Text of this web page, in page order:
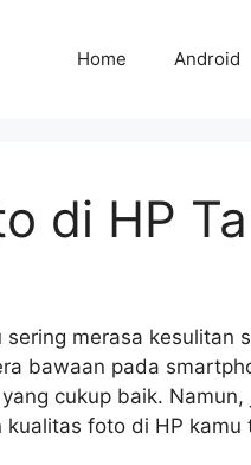
Home Android
di HP
merasa kesulitan
bawaan pada
cukup baik.
foto di HP kamu